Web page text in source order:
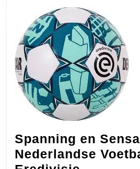
Spanning en
Nederlandse